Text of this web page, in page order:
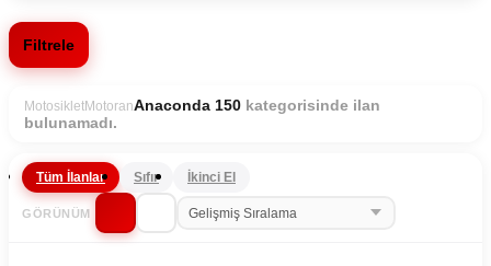
Filtrele
MotosikletMotoranAnaconda 150 kategorisinde ilan
bulunamadı.
Tüm İlanlar Sıfır İkinci El
GÖRÜNÜM